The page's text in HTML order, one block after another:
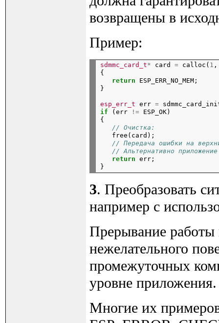
возвращены в
Пример:
sdmmc_card_t* card = calloc( 1
{
return ESP_ERR_NO_MEM;
}
esp_err_t err =
if (err != ESP_OK)
{
// Очистка:
   free(card);
// Передача ошибки на
// Альтернативно
return err;
3. Преобразовать
например с
Прерывание работы
нежелательного
промежуточных
уровне приложения.
Многие их